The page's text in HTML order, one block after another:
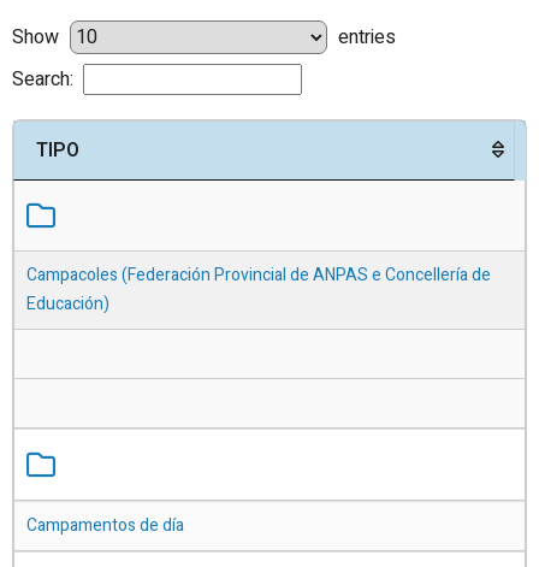
Show
entries
Search:
TIPO
Campacoles (Federación Provincial de ANPAS e Concellería de
Educación)
Campamentos de día